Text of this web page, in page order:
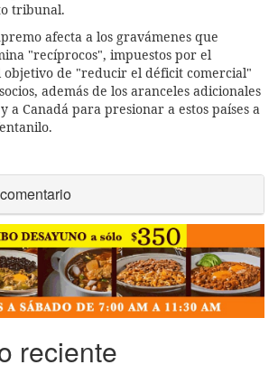
tribunal.
afecta a los gravámenes que
"recíprocos", impuestos por el
objetivo de "reducir el déficit comercial"
además de los aranceles adicionales
a Canadá para presionar a estos países a
reciente